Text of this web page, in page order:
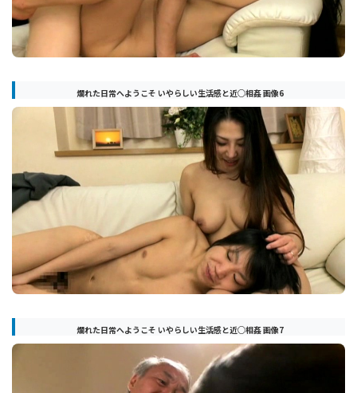
爛れた日常へようこそ いやらしい生活感と近○相姦 画像6
爛れた日常へようこそ いやらしい生活感と近○相姦 画像7